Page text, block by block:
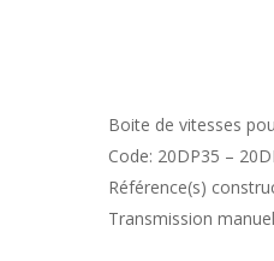
Boite de vitesses
Code: 20DP35 –
Référence(s)
Transmission